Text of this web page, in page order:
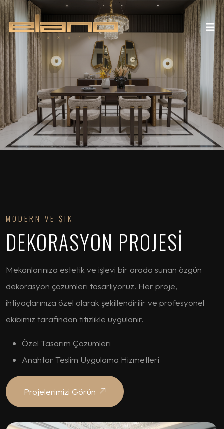
MODERN VE ŞIK
DEKORASYON PROJESİ
Mekanlarınıza estetik ve işlevi bir arada sunan özgün
dekorasyon çözümleri tasarlıyoruz. Her proje,
ihtiyaçlarınıza özel olarak şekillendirilir ve profesyonel
ekibimiz tarafından titizlikle uygulanır.
Özel Tasarım Çözümleri
Anahtar Teslim Uygulama Hizmetleri
Projelerimizi Görün